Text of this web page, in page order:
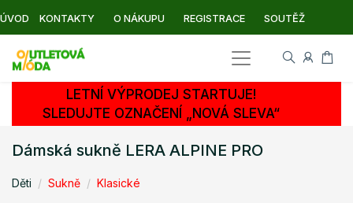
ÚVOD KONTAKTY O NÁKUPU REGISTRACE SOUTĚŽ
LETNÍ VÝPRODEJ STARTUJE!
SLEDUJTE OZNAČENÍ „NOVÁ SLEVA“
Dámská sukně LERA ALPINE PRO
Děti Sukně Klasické